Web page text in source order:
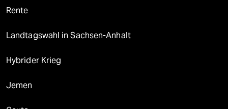
Rente
Landtagswahl in Sachsen-Anhalt
Hybrider Krieg
Jemen